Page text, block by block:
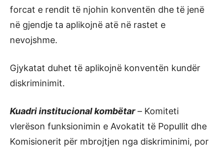
forcat e rendit të njohin konventën dhe të jenë
në gjendje ta aplikojnë atë në rastet e
nevojshme.
Gjykatat duhet të aplikojnë konventën kundër
diskriminimit.
Kuadri institucional kombëtar– Komiteti
vlerëson funksionimin e Avokatit të Popullit dhe
Komisionerit për mbrojtjen nga diskriminimi, por